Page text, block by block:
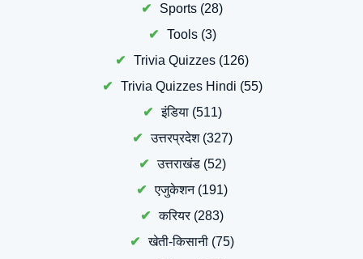
Sports (28)
Tools(3)
Trivia Quizzes (126)
Trivia Quizzes Hindi (55)
इंडिया(511)
उत्तरप्रदेश(327)
उत्तराखंड(52)
एजुकेशन(191)
करियर(283)
खेती-किसानी (75)